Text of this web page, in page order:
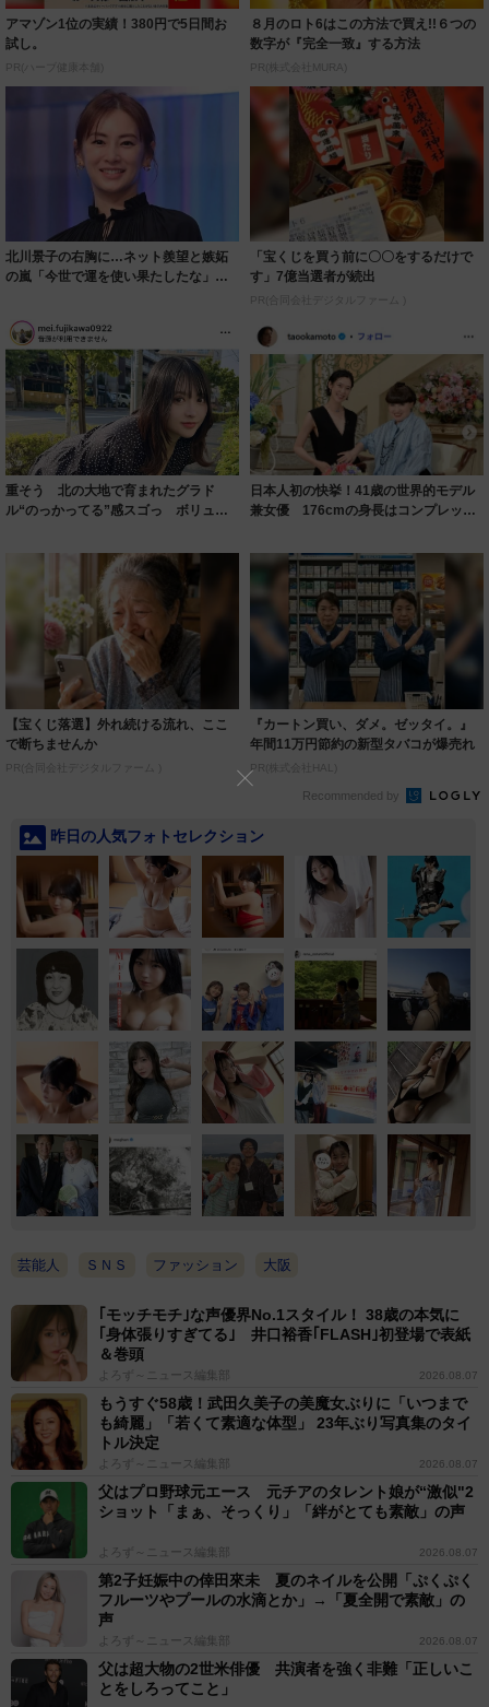
アマゾン1位の実績！380円で5日間お
試し。
PR(ハーブ健康本舗)
８月のロト6はこの方法で買え!!６つの
数字が『完全一致』する方法
PR(株式会社MURA)
北川景子の右胸に…ネット羨望と嫉妬
の嵐「今世で運を使い果たしたな」
「宝くじを買う前に〇〇をするだけで
す」7億当選者が続出
PR(合同会社デジタルファーム )
重そう 北の大地で育まれたグラド
ル“のっかってる”感スゴっ ボリュー
日本人初の快挙！41歳の世界的モデル
兼女優 176cmの身長はコンプレック
【宝くじ落選】外れ続ける流れ、ここ
で断ちませんか
PR(合同会社デジタルファーム )
『カートン買い、ダメ。ゼッタイ。』
年間11万円節約の新型タバコが爆売れ
PR(株式会社HAL)
Recommended by
昨日の人気フォトセレクション
芸能人 ＳＮＳ ファッション 大阪
｢モッチモチ｣な声優界No.1スタイル！ 38歳の本気に
｢身体張りすぎてる｣ 井口裕香｢FLASH｣初登場で表紙
＆巻頭
よろず～ニュース編集部 2026.08.07
もうすぐ58歳！武田久美子の美魔女ぶりに「いつまで
も綺麗」「若くて素適な体型」 23年ぶり写真集のタイ
トル決定
よろず～ニュース編集部 2026.08.07
父はプロ野球元エース 元チアのタレント娘が“激似"2
ショット「まぁ、そっくり」「絆がとても素敵」の声
よろず～ニュース編集部 2026.08.07
第2子妊娠中の倖田來未 夏のネイルを公開「ぷくぷく
フルーツやプールの水滴とか」→「夏全開で素敵」の
声
よろず～ニュース編集部 2026.08.07
父は超大物の2世米俳優 共演者を強く非難「正しいこ
とをしろってこと」